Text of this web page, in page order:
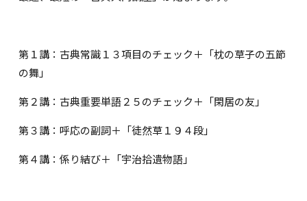
第１講：古典常識１３項目のチェック＋「枕の草子の五節
の舞」
第２講：古典重要単語２５のチェック＋「閑居の友」
第３講：呼応の副詞＋「徒然草１９４段」
第４講：係り結び＋「宇治拾遺物語」